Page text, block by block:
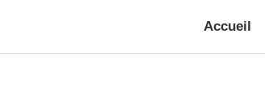
Accueil